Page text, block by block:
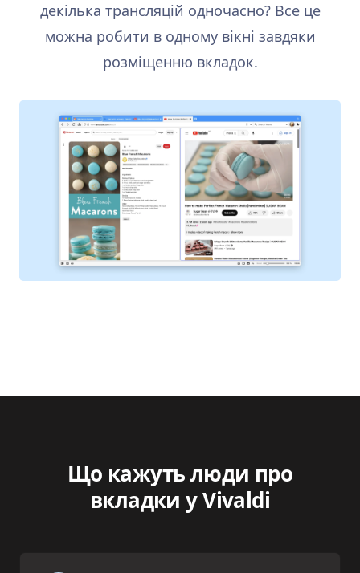
декілька трансляцій одночасно? Все це
можна робити в одному вікні завдяки
розміщенню вкладок.
Що кажуть люди про
вкладки у Vivaldi